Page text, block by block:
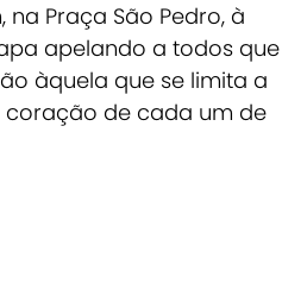
Praça São Pedro, à
apelando a todos que
àquela que se limita a
coração de cada um de